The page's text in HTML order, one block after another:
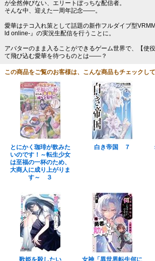
が全然伸びない、エリートぼっちな配信者。
そんな中、迎えた一周年記念――。
愛華はテコ入れ策として話題の新作フルダイブ型
ld online-』の実況生配信を行うことに。
アバターのまま入ることができるゲーム世界で、【使
て飛び込む愛華を待つものとは――？
この商品をご覧のお客様は、こんな商品もチェックして
とにかく珈琲が飲みた
いのです！～転生少女
は至福の一杯のため、
大商人に成り上がりま
す～ ３
白き帝国 ７